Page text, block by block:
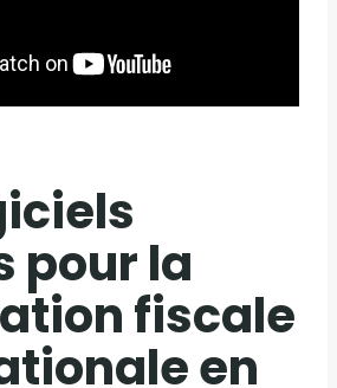
pour la
fiscale
en